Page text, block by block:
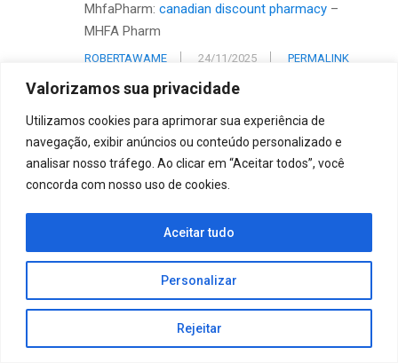
Valorizamos sua privacidade
Utilizamos cookies para aprimorar sua experiência de
navegação, exibir anúncios ou conteúdo personalizado e
analisar nosso tráfego. Ao clicar em “Aceitar todos”, você
concorda com nosso uso de cookies.
Personalizar
Rejeitar
Aceitar tudo
MhfaPharm: canadian discount pharmacy –
MHFA Pharm
ROBERTAWAME 24/11/2025 PERMALINK
pharmacy online
RICHARDFRIME 24/11/2025 PERMALINK
https://mhfapharm.com/#
RICHARDABETA 24/11/2025 PERMALINK
https://mhfapharm.xyz/#MHFA Pharm
24/11/2025